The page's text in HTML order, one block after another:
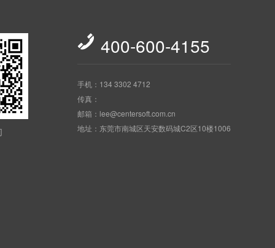
 400-600-4155
手机：134 3302 4712
传真：
邮箱：lee@centersoft.com.cn
地址：东莞市南城区天安数码城C2区10楼1006